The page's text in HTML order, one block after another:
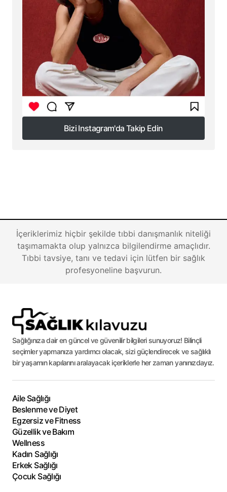
Bizi Instagram'da Takip Edin
Bizi Instagram'da Takip Edin
İçeriklerimiz hiçbir şekilde tıbbi danışmanlık niteliği
taşımamakta olup yalnızca bilgilendirme amaçlıdır.
Tıbbi tavsiye, tanı ve tedavi için lütfen bir sağlık
profesyoneline başvurun.
Sağlığınıza dair en güncel ve güvenilir bilgileri sunuyoruz! Bilinçli
seçimler yapmanıza yardımcı olacak, sizi güçlendirecek ve sağlıklı
bir yaşamın kapılarını aralayacak içeriklerle her zaman yanınızdayız.
Aile Sağlığı
Beslenme ve Diyet
Egzersiz ve Fitness
Güzellik ve Bakım
Wellness
Kadın Sağlığı
Erkek Sağlığı
Çocuk Sağlığı